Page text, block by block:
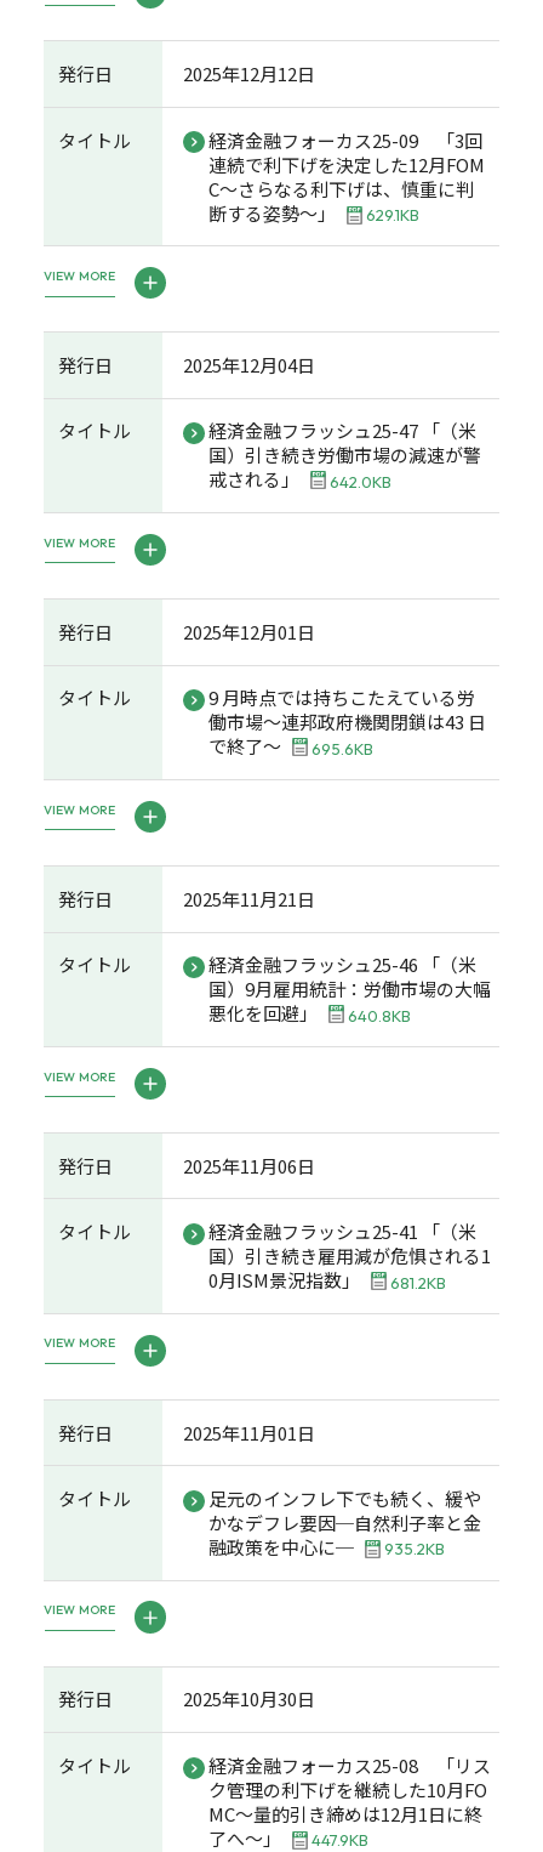
発行日 2025年12月12日
タイトル
経済金融フォーカス25-09 「3回
連続で利下げを決定した12月FOM
C～さらなる利下げは、慎重に判
断する姿勢～」
629.1KB
VIEW MORE
発行日 2025年12月04日
タイトル
経済金融フラッシュ25-47 「（米
国）引き続き労働市場の減速が警
戒される」
642.0KB
VIEW MORE
発行日 2025年12月01日
タイトル
9 月時点では持ちこたえている労
働市場～連邦政府機関閉鎖は43 日
で終了～
695.6KB
VIEW MORE
発行日 2025年11月21日
タイトル
経済金融フラッシュ25-46 「（米
国）9月雇用統計：労働市場の大幅
悪化を回避」
640.8KB
VIEW MORE
発行日 2025年11月06日
タイトル
経済金融フラッシュ25-41 「（米
国）引き続き雇用減が危惧される1
0月ISM景況指数」
681.2KB
VIEW MORE
発行日 2025年11月01日
タイトル
足元のインフレ下でも続く、緩や
かなデフレ要因─自然利子率と金
融政策を中心に─
935.2KB
VIEW MORE
発行日 2025年10月30日
タイトル
経済金融フォーカス25-08 「リス
ク管理の利下げを継続した10月FO
MC～量的引き締めは12月1日に終
了へ～」
447.9KB